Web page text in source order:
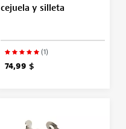
cejuela y silleta
(1)
74,99 $